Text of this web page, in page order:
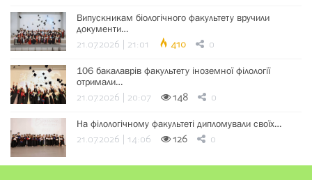
Випускникам біологічного факультету вручили
документи…
21.07.2026 | 21:01 410 0
106 бакалаврів факультету іноземної філології
отримали…
21.07.2026 | 20:07 148 0
На філологічному факультеті дипломували своїх…
21.07.2026 | 14:06 126 0